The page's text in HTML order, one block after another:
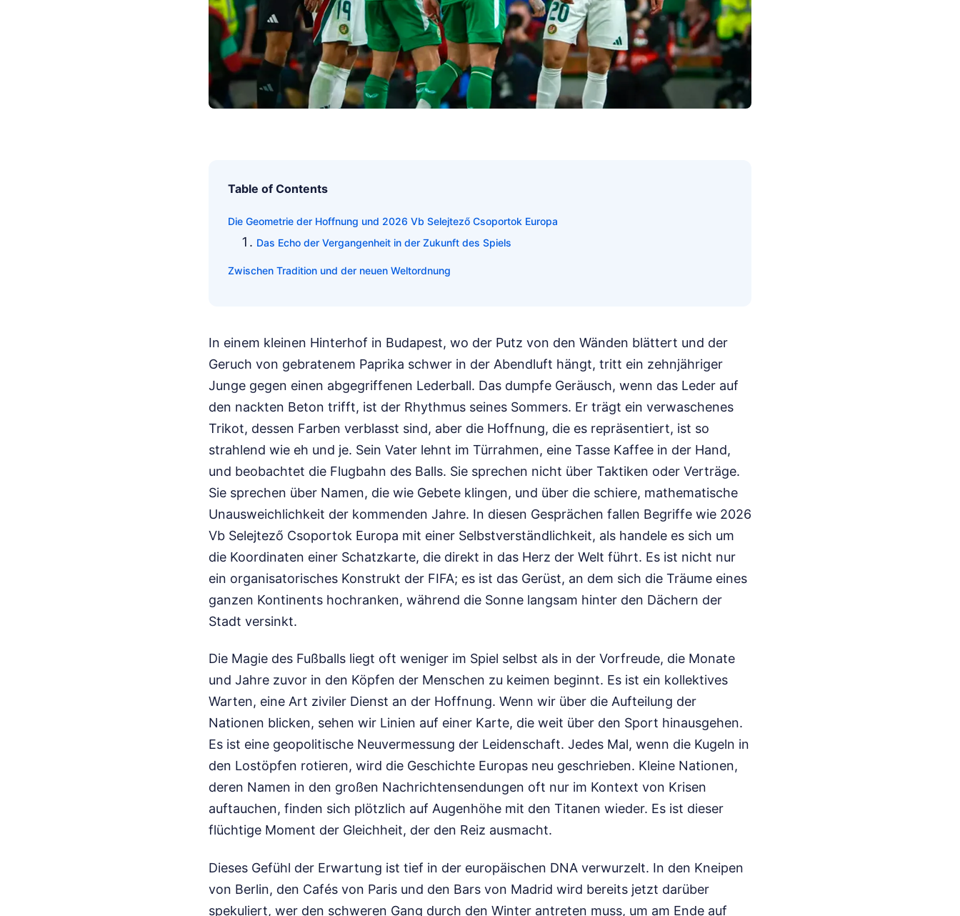
Table of Contents
Die Geometrie der Hoffnung und 2026 Vb Selejtező Csoportok Europa
Das Echo der Vergangenheit in der Zukunft des Spiels
Zwischen Tradition und der neuen Weltordnung
In einem kleinen Hinterhof in Budapest, wo der Putz von den Wänden blättert und der
Geruch von gebratenem Paprika schwer in der Abendluft hängt, tritt ein zehnjähriger
Junge gegen einen abgegriffenen Lederball. Das dumpfe Geräusch, wenn das Leder auf
den nackten Beton trifft, ist der Rhythmus seines Sommers. Er trägt ein verwaschenes
Trikot, dessen Farben verblasst sind, aber die Hoffnung, die es repräsentiert, ist so
strahlend wie eh und je. Sein Vater lehnt im Türrahmen, eine Tasse Kaffee in der Hand,
und beobachtet die Flugbahn des Balls. Sie sprechen nicht über Taktiken oder Verträge.
Sie sprechen über Namen, die wie Gebete klingen, und über die schiere, mathematische
Unausweichlichkeit der kommenden Jahre. In diesen Gesprächen fallen Begriffe wie 2026
Vb Selejtező Csoportok Europa mit einer Selbstverständlichkeit, als handele es sich um
die Koordinaten einer Schatzkarte, die direkt in das Herz der Welt führt. Es ist nicht nur
ein organisatorisches Konstrukt der FIFA; es ist das Gerüst, an dem sich die Träume eines
ganzen Kontinents hochranken, während die Sonne langsam hinter den Dächern der
Stadt versinkt.
Die Magie des Fußballs liegt oft weniger im Spiel selbst als in der Vorfreude, die Monate
und Jahre zuvor in den Köpfen der Menschen zu keimen beginnt. Es ist ein kollektives
Warten, eine Art ziviler Dienst an der Hoffnung. Wenn wir über die Aufteilung der
Nationen blicken, sehen wir Linien auf einer Karte, die weit über den Sport hinausgehen.
Es ist eine geopolitische Neuvermessung der Leidenschaft. Jedes Mal, wenn die Kugeln in
den Lostöpfen rotieren, wird die Geschichte Europas neu geschrieben. Kleine Nationen,
deren Namen in den großen Nachrichtensendungen oft nur im Kontext von Krisen
auftauchen, finden sich plötzlich auf Augenhöhe mit den Titanen wieder. Es ist dieser
flüchtige Moment der Gleichheit, der den Reiz ausmacht.
Dieses Gefühl der Erwartung ist tief in der europäischen DNA verwurzelt. In den Kneipen
von Berlin, den Cafés von Paris und den Bars von Madrid wird bereits jetzt darüber
spekuliert, wer den schweren Gang durch den Winter antreten muss, um am Ende auf